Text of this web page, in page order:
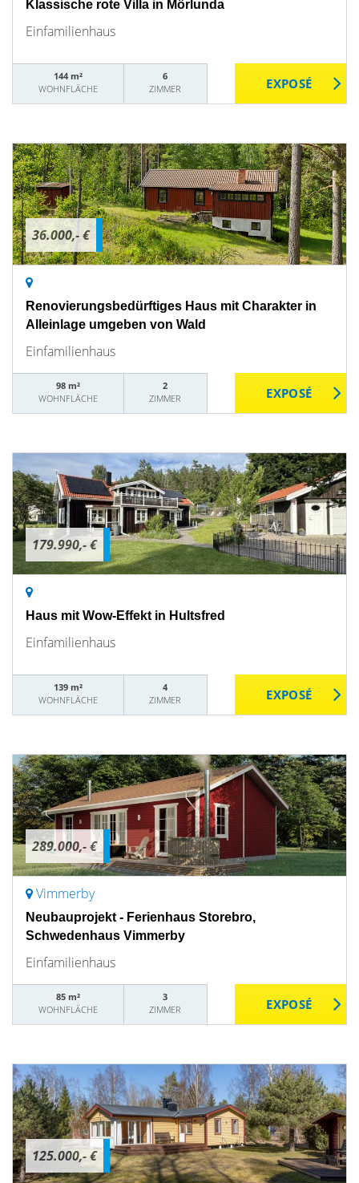
Klassische rote Villa in Mörlunda
Einfamilienhaus
144 m²
WOHNFLÄCHE
6
ZIMMER
36.000,- €
Renovierungsbedürftiges Haus mit Charakter in
Alleinlage umgeben von Wald
Einfamilienhaus
98 m²
WOHNFLÄCHE
2
ZIMMER
179.990,- €
Haus mit Wow-Effekt in Hultsfred
Einfamilienhaus
139 m²
WOHNFLÄCHE
4
ZIMMER
289.000,- €
Vimmerby
Neubauprojekt - Ferienhaus Storebro,
Schwedenhaus Vimmerby
Einfamilienhaus
85 m²
WOHNFLÄCHE
3
ZIMMER
125.000,- €